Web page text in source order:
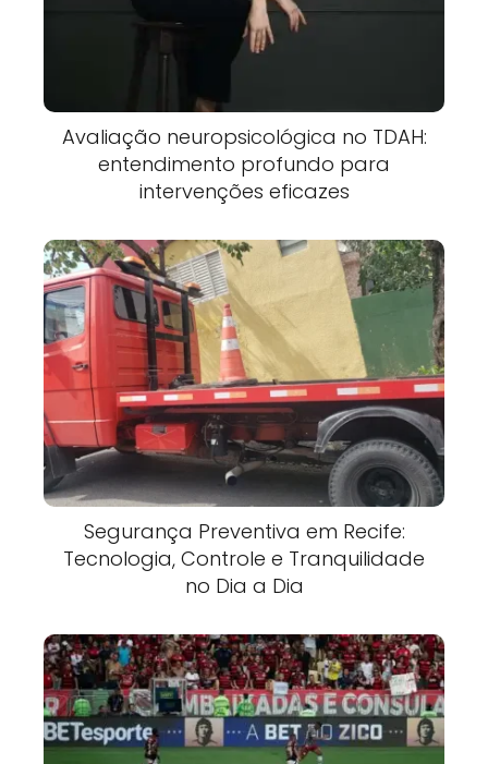
Avaliação neuropsicológica no TDAH:
entendimento profundo para
intervenções eficazes
Segurança Preventiva em Recife:
Tecnologia, Controle e Tranquilidade
no Dia a Dia